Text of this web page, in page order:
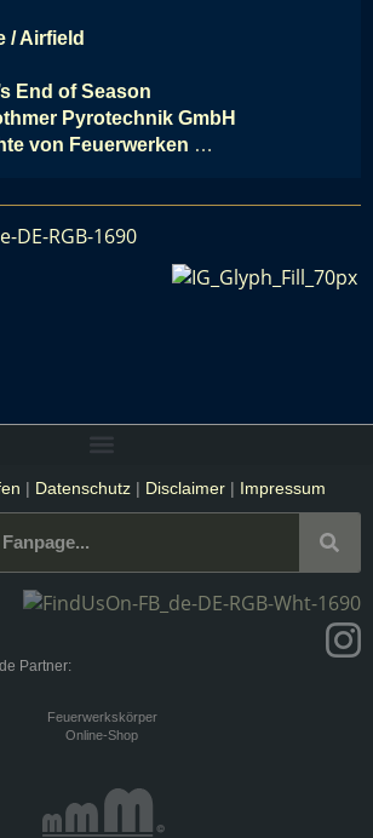
/ Airfield
End of Season
Pyrotechnik GmbH
von Feuerwerken …
| Datenschutz| Disclaimer| Impressum
Partner:
Feuerwerkskörper
Online-Shop